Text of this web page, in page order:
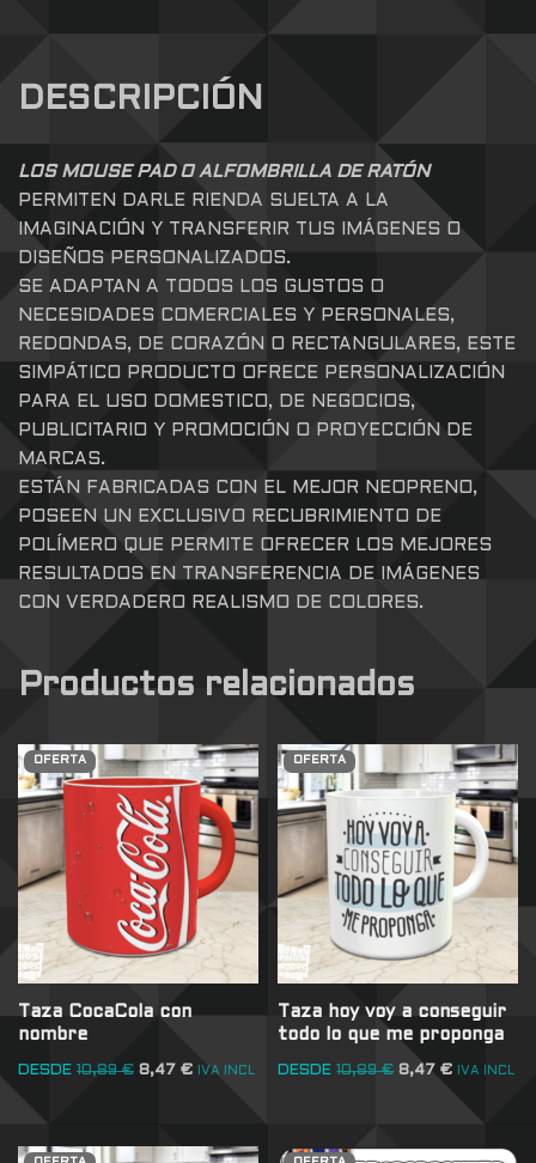
DESCRIPCIÓN
LOS MOUSE PAD O ALFOMBRILLA DE RATÓN
PERMITEN DARLE RIENDA SUELTA A LA
IMAGINACIÓN Y TRANSFERIR TUS IMÁGENES O
DISEÑOS PERSONALIZADOS.
SE ADAPTAN A TODOS LOS GUSTOS O
NECESIDADES COMERCIALES Y PERSONALES,
REDONDAS, DE CORAZÓN O RECTANGULARES, ESTE
SIMPÁTICO PRODUCTO OFRECE PERSONALIZACIÓN
PARA EL USO DOMESTICO, DE NEGOCIOS,
PUBLICITARIO Y PROMOCIÓN O PROYECCIÓN DE
MARCAS.
ESTÁN FABRICADAS CON EL MEJOR NEOPRENO,
POSEEN UN EXCLUSIVO RECUBRIMIENTO DE
POLÍMERO QUE PERMITE OFRECER LOS MEJORES
RESULTADOS EN TRANSFERENCIA DE IMÁGENES
CON VERDADERO REALISMO DE COLORES.
Productos relacionados
OFERTA
Taza CocaCola con
nombre
DESDE 10,89€ 8,47 € IVA INCL
OFERTA
Taza hoy voy a conseguir
todo lo que me proponga
DESDE 10,89€ 8,47€ IVA INCL